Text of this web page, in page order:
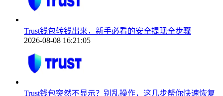
Trust钱包转钱出来，新手必看的安全提现全步骤
2026-08-08 16:21:05
Trust钱包突然不显示？别乱操作，这几步帮你快速恢复